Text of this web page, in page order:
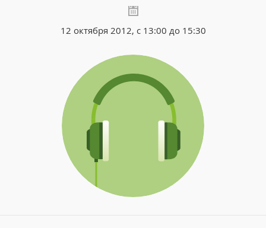
12 октября 2012, с 13:00 до 15:30